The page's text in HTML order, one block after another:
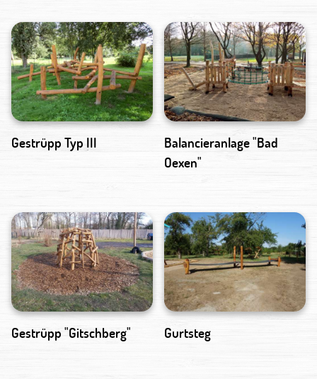
Gestrüpp Typ III
Balancieranlage "Bad
Oexen"
Gestrüpp "Gitschberg" Gurtsteg